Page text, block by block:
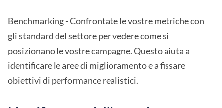
Benchmarking - Confrontate le vostre metriche con
gli standard del settore per vedere come si
posizionano le vostre campagne. Questo aiuta a
identificare le aree di miglioramento e a fissare
obiettivi di performance realistici.